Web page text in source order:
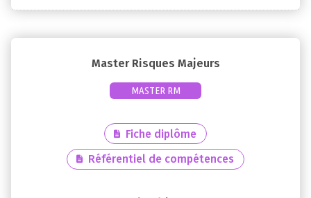
Master Risques Majeurs
MASTER RM
Fiche diplôme
Référentiel de compétences